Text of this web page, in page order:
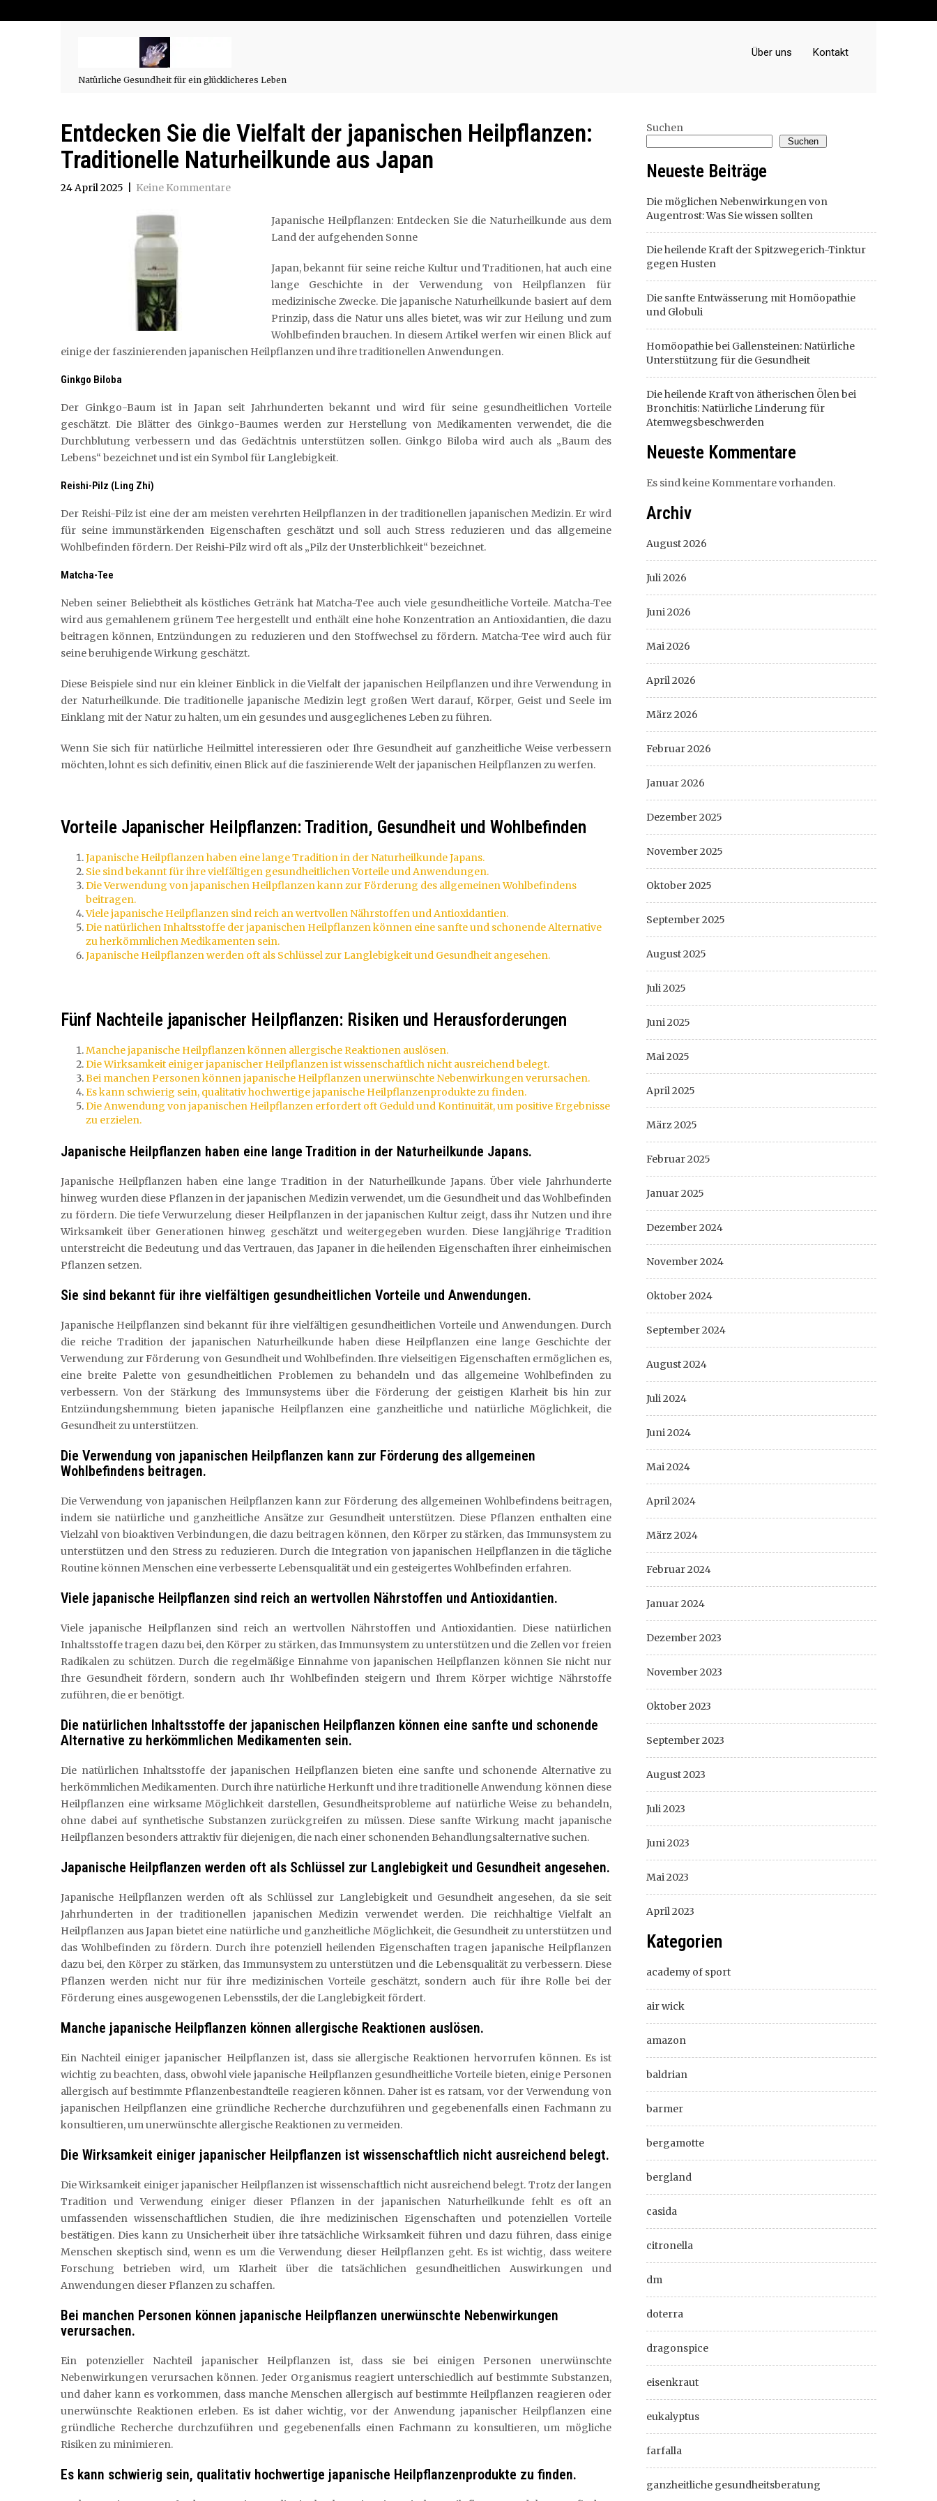
Natürliche Gesundheit für ein glücklicheres Leben
Über uns Kontakt
Entdecken Sie die Vielfalt der japanischen Heilpflanzen:
Traditionelle Naturheilkunde aus Japan
24 April 2025 Keine Kommentare
Japanische Heilpflanzen: Entdecken Sie die Naturheilkunde aus dem
Land der aufgehenden Sonne
Japan, bekannt für seine reiche Kultur und Traditionen, hat auch eine
lange Geschichte in der Verwendung von Heilpflanzen für
medizinische Zwecke. Die japanische Naturheilkunde basiert auf dem
Prinzip, dass die Natur uns alles bietet, was wir zur Heilung und zum
Wohlbefinden brauchen. In diesem Artikel werfen wir einen Blick auf
einige der faszinierenden japanischen Heilpflanzen und ihre traditionellen Anwendungen.
Ginkgo Biloba
Der Ginkgo-Baum ist in Japan seit Jahrhunderten bekannt und wird für seine gesundheitlichen Vorteile
geschätzt. Die Blätter des Ginkgo-Baumes werden zur Herstellung von Medikamenten verwendet, die die
Durchblutung verbessern und das Gedächtnis unterstützen sollen. Ginkgo Biloba wird auch als „Baum des
Lebens“ bezeichnet und ist ein Symbol für Langlebigkeit.
Reishi-Pilz (Ling Zhi)
Der Reishi-Pilz ist eine der am meisten verehrten Heilpflanzen in der traditionellen japanischen Medizin. Er wird
für seine immunstärkenden Eigenschaften geschätzt und soll auch Stress reduzieren und das allgemeine
Wohlbefinden fördern. Der Reishi-Pilz wird oft als „Pilz der Unsterblichkeit“ bezeichnet.
Matcha-Tee
Neben seiner Beliebtheit als köstliches Getränk hat Matcha-Tee auch viele gesundheitliche Vorteile. Matcha-Tee
wird aus gemahlenem grünem Tee hergestellt und enthält eine hohe Konzentration an Antioxidantien, die dazu
beitragen können, Entzündungen zu reduzieren und den Stoffwechsel zu fördern. Matcha-Tee wird auch für
seine beruhigende Wirkung geschätzt.
Diese Beispiele sind nur ein kleiner Einblick in die Vielfalt der japanischen Heilpflanzen und ihre Verwendung in
der Naturheilkunde. Die traditionelle japanische Medizin legt großen Wert darauf, Körper, Geist und Seele im
Einklang mit der Natur zu halten, um ein gesundes und ausgeglichenes Leben zu führen.
Wenn Sie sich für natürliche Heilmittel interessieren oder Ihre Gesundheit auf ganzheitliche Weise verbessern
möchten, lohnt es sich definitiv, einen Blick auf die faszinierende Welt der japanischen Heilpflanzen zu werfen.
Vorteile Japanischer Heilpflanzen: Tradition, Gesundheit und Wohlbefinden
Japanische Heilpflanzen haben eine lange Tradition in der Naturheilkunde Japans.
Sie sind bekannt für ihre vielfältigen gesundheitlichen Vorteile und Anwendungen.
Die Verwendung von japanischen Heilpflanzen kann zur Förderung des allgemeinen Wohlbefindens
beitragen.
Viele japanische Heilpflanzen sind reich an wertvollen Nährstoffen und Antioxidantien.
Die natürlichen Inhaltsstoffe der japanischen Heilpflanzen können eine sanfte und schonende Alternative
zu herkömmlichen Medikamenten sein.
Japanische Heilpflanzen werden oft als Schlüssel zur Langlebigkeit und Gesundheit angesehen.
Fünf Nachteile japanischer Heilpflanzen: Risiken und Herausforderungen
Manche japanische Heilpflanzen können allergische Reaktionen auslösen.
Die Wirksamkeit einiger japanischer Heilpflanzen ist wissenschaftlich nicht ausreichend belegt.
Bei manchen Personen können japanische Heilpflanzen unerwünschte Nebenwirkungen verursachen.
Es kann schwierig sein, qualitativ hochwertige japanische Heilpflanzenprodukte zu finden.
Die Anwendung von japanischen Heilpflanzen erfordert oft Geduld und Kontinuität, um positive Ergebnisse
zu erzielen.
Japanische Heilpflanzen haben eine lange Tradition in der Naturheilkunde Japans.
Japanische Heilpflanzen haben eine lange Tradition in der Naturheilkunde Japans. Über viele Jahrhunderte
hinweg wurden diese Pflanzen in der japanischen Medizin verwendet, um die Gesundheit und das Wohlbefinden
zu fördern. Die tiefe Verwurzelung dieser Heilpflanzen in der japanischen Kultur zeigt, dass ihr Nutzen und ihre
Wirksamkeit über Generationen hinweg geschätzt und weitergegeben wurden. Diese langjährige Tradition
unterstreicht die Bedeutung und das Vertrauen, das Japaner in die heilenden Eigenschaften ihrer einheimischen
Pflanzen setzen.
Sie sind bekannt für ihre vielfältigen gesundheitlichen Vorteile und Anwendungen.
Japanische Heilpflanzen sind bekannt für ihre vielfältigen gesundheitlichen Vorteile und Anwendungen. Durch
die reiche Tradition der japanischen Naturheilkunde haben diese Heilpflanzen eine lange Geschichte der
Verwendung zur Förderung von Gesundheit und Wohlbefinden. Ihre vielseitigen Eigenschaften ermöglichen es,
eine breite Palette von gesundheitlichen Problemen zu behandeln und das allgemeine Wohlbefinden zu
verbessern. Von der Stärkung des Immunsystems über die Förderung der geistigen Klarheit bis hin zur
Entzündungshemmung bieten japanische Heilpflanzen eine ganzheitliche und natürliche Möglichkeit, die
Gesundheit zu unterstützen.
Die Verwendung von japanischen Heilpflanzen kann zur Förderung des allgemeinen
Wohlbefindens beitragen.
Die Verwendung von japanischen Heilpflanzen kann zur Förderung des allgemeinen Wohlbefindens beitragen,
indem sie natürliche und ganzheitliche Ansätze zur Gesundheit unterstützen. Diese Pflanzen enthalten eine
Vielzahl von bioaktiven Verbindungen, die dazu beitragen können, den Körper zu stärken, das Immunsystem zu
unterstützen und den Stress zu reduzieren. Durch die Integration von japanischen Heilpflanzen in die tägliche
Routine können Menschen eine verbesserte Lebensqualität und ein gesteigertes Wohlbefinden erfahren.
Viele japanische Heilpflanzen sind reich an wertvollen Nährstoffen und Antioxidantien.
Viele japanische Heilpflanzen sind reich an wertvollen Nährstoffen und Antioxidantien. Diese natürlichen
Inhaltsstoffe tragen dazu bei, den Körper zu stärken, das Immunsystem zu unterstützen und die Zellen vor freien
Radikalen zu schützen. Durch die regelmäßige Einnahme von japanischen Heilpflanzen können Sie nicht nur
Ihre Gesundheit fördern, sondern auch Ihr Wohlbefinden steigern und Ihrem Körper wichtige Nährstoffe
zuführen, die er benötigt.
Die natürlichen Inhaltsstoffe der japanischen Heilpflanzen können eine sanfte und schonende
Alternative zu herkömmlichen Medikamenten sein.
Die natürlichen Inhaltsstoffe der japanischen Heilpflanzen bieten eine sanfte und schonende Alternative zu
herkömmlichen Medikamenten. Durch ihre natürliche Herkunft und ihre traditionelle Anwendung können diese
Heilpflanzen eine wirksame Möglichkeit darstellen, Gesundheitsprobleme auf natürliche Weise zu behandeln,
ohne dabei auf synthetische Substanzen zurückgreifen zu müssen. Diese sanfte Wirkung macht japanische
Heilpflanzen besonders attraktiv für diejenigen, die nach einer schonenden Behandlungsalternative suchen.
Japanische Heilpflanzen werden oft als Schlüssel zur Langlebigkeit und Gesundheit angesehen.
Japanische Heilpflanzen werden oft als Schlüssel zur Langlebigkeit und Gesundheit angesehen, da sie seit
Jahrhunderten in der traditionellen japanischen Medizin verwendet werden. Die reichhaltige Vielfalt an
Heilpflanzen aus Japan bietet eine natürliche und ganzheitliche Möglichkeit, die Gesundheit zu unterstützen und
das Wohlbefinden zu fördern. Durch ihre potenziell heilenden Eigenschaften tragen japanische Heilpflanzen
dazu bei, den Körper zu stärken, das Immunsystem zu unterstützen und die Lebensqualität zu verbessern. Diese
Pflanzen werden nicht nur für ihre medizinischen Vorteile geschätzt, sondern auch für ihre Rolle bei der
Förderung eines ausgewogenen Lebensstils, der die Langlebigkeit fördert.
Manche japanische Heilpflanzen können allergische Reaktionen auslösen.
Ein Nachteil einiger japanischer Heilpflanzen ist, dass sie allergische Reaktionen hervorrufen können. Es ist
wichtig zu beachten, dass, obwohl viele japanische Heilpflanzen gesundheitliche Vorteile bieten, einige Personen
allergisch auf bestimmte Pflanzenbestandteile reagieren können. Daher ist es ratsam, vor der Verwendung von
japanischen Heilpflanzen eine gründliche Recherche durchzuführen und gegebenenfalls einen Fachmann zu
konsultieren, um unerwünschte allergische Reaktionen zu vermeiden.
Die Wirksamkeit einiger japanischer Heilpflanzen ist wissenschaftlich nicht ausreichend belegt.
Die Wirksamkeit einiger japanischer Heilpflanzen ist wissenschaftlich nicht ausreichend belegt. Trotz der langen
Tradition und Verwendung einiger dieser Pflanzen in der japanischen Naturheilkunde fehlt es oft an
umfassenden wissenschaftlichen Studien, die ihre medizinischen Eigenschaften und potenziellen Vorteile
bestätigen. Dies kann zu Unsicherheit über ihre tatsächliche Wirksamkeit führen und dazu führen, dass einige
Menschen skeptisch sind, wenn es um die Verwendung dieser Heilpflanzen geht. Es ist wichtig, dass weitere
Forschung betrieben wird, um Klarheit über die tatsächlichen gesundheitlichen Auswirkungen und
Anwendungen dieser Pflanzen zu schaffen.
Bei manchen Personen können japanische Heilpflanzen unerwünschte Nebenwirkungen
verursachen.
Ein potenzieller Nachteil japanischer Heilpflanzen ist, dass sie bei einigen Personen unerwünschte
Nebenwirkungen verursachen können. Jeder Organismus reagiert unterschiedlich auf bestimmte Substanzen,
und daher kann es vorkommen, dass manche Menschen allergisch auf bestimmte Heilpflanzen reagieren oder
unerwünschte Reaktionen erleben. Es ist daher wichtig, vor der Anwendung japanischer Heilpflanzen eine
gründliche Recherche durchzuführen und gegebenenfalls einen Fachmann zu konsultieren, um mögliche
Risiken zu minimieren.
Es kann schwierig sein, qualitativ hochwertige japanische Heilpflanzenprodukte zu finden.
Suchen
Suchen
Neueste Beiträge
Die möglichen Nebenwirkungen von
Augentrost: Was Sie wissen sollten
Die heilende Kraft der Spitzwegerich-Tinktur
gegen Husten
Die sanfte Entwässerung mit Homöopathie
und Globuli
Homöopathie bei Gallensteinen: Natürliche
Unterstützung für die Gesundheit
Die heilende Kraft von ätherischen Ölen bei
Bronchitis: Natürliche Linderung für
Atemwegsbeschwerden
Neueste Kommentare
Es sind keine Kommentare vorhanden.
Archiv
August 2026
Juli 2026
Juni 2026
Mai 2026
April 2026
März 2026
Februar 2026
Januar 2026
Dezember 2025
November 2025
Oktober 2025
September 2025
August 2025
Juli 2025
Juni 2025
Mai 2025
April 2025
März 2025
Februar 2025
Januar 2025
Dezember 2024
November 2024
Oktober 2024
September 2024
August 2024
Juli 2024
Juni 2024
Mai 2024
April 2024
März 2024
Februar 2024
Januar 2024
Dezember 2023
November 2023
Oktober 2023
September 2023
August 2023
Juli 2023
Juni 2023
Mai 2023
April 2023
Kategorien
academy of sport
air wick
amazon
baldrian
barmer
bergamotte
bergland
casida
citronella
dm
doterra
dragonspice
eisenkraut
eukalyptus
farfalla
ganzheitliche gesundheitsberatung